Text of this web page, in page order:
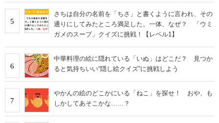
5
さちは自分の名前を「ちさ」と書くように言われ、その
通りにしてみたところ満足した。一体、なぜ？ 「ウミ
ガメのスープ」クイズに挑戦！【レベル1】
6
中華料理の絵に隠れている「いぬ」はどこだ？ 見つか
ると気持ちいい“隠し絵クイズ”に挑戦しよう
7
やかんの絵のどこかにいる「ねこ」を探せ！ おや、も
しかしてあそこかな……？